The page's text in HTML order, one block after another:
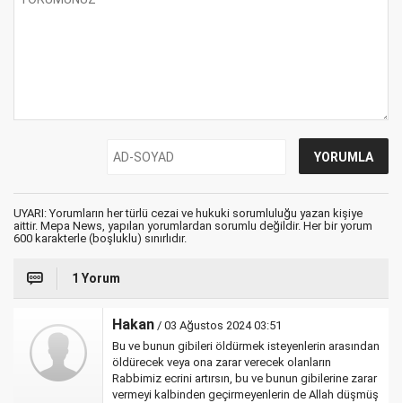
UYARI: Yorumların her türlü cezai ve hukuki sorumluluğu yazan kişiye
aittir. Mepa News, yapılan yorumlardan sorumlu değildir. Her bir yorum
600 karakterle (boşluklu) sınırlıdır.
1 Yorum
Hakan / 03 Ağustos 2024 03:51
Bu ve bunun gibileri öldürmek isteyenlerin arasından
öldürecek veya ona zarar verecek olanların
Rabbimiz ecrini artırsın, bu ve bunun gibilerine zarar
vermeyi kalbinden geçirmeyenlerin de Allah düşmüş